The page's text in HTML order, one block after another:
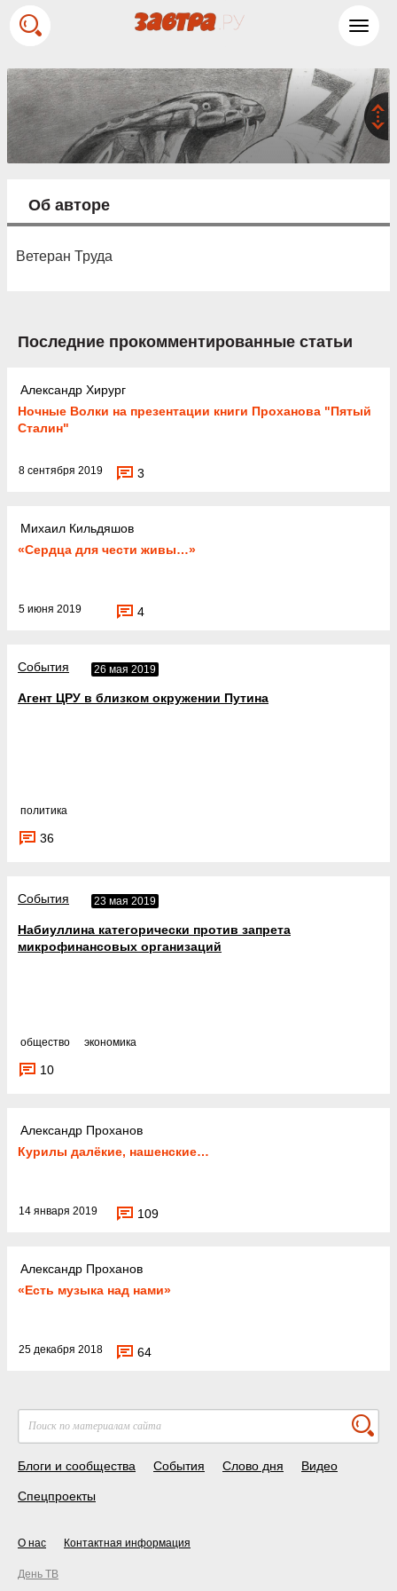
Об авторе
Ветеран Труда
Последние прокомментированные статьи
Александр Хирург
Ночные Волки на презентации книги Проханова "Пятый
Сталин"
8 сентября 2019 3
Михаил Кильдяшов
«Сердца для чести живы…»
5 июня 2019 4
События 26 мая 2019
Агент ЦРУ в близком окружении Путина
политика
36
События 23 мая 2019
Набиуллина категорически против запрета
микрофинансовых организаций
общество экономика
10
Александр Проханов
Курилы далёкие, нашенские…
14 января 2019 109
Александр Проханов
«Есть музыка над нами»
25 декабря 2018 64
Блоги и сообщества События Слово дня Видео
Спецпроекты
О нас Контактная информация
День ТВ